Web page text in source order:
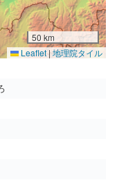
50 km
Leaflet| 地理院タイル